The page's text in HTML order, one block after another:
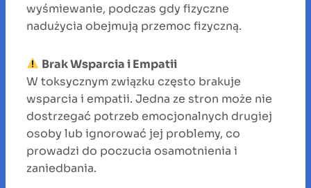
wyśmiewanie, podczas gdy fizyczne
nadużycia obejmują przemoc fizyczną.
Brak Wsparcia i Empatii
W toksycznym związku często brakuje
wsparcia i empatii. Jedna ze stron może nie
dostrzegać potrzeb emocjonalnych drugiej
osoby lub ignorować jej problemy, co
prowadzi do poczucia osamotnienia i
zaniedbania.